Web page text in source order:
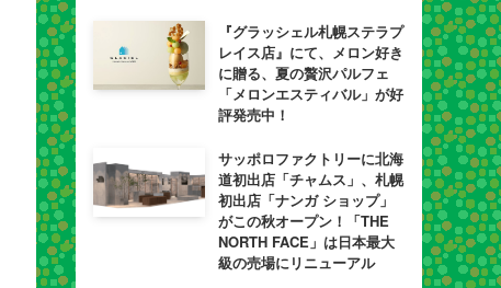
『グラッシェル札幌ステラプ
レイス店』にて、メロン好き
に贈る、夏の贅沢パルフェ
「メロンエスティバル」が好
評発売中！
サッポロファクトリーに北海
道初出店「チャムス」、札幌
初出店「ナンガ ショップ」
がこの秋オープン！「THE
NORTH FACE」は日本最大
級の売場にリニューアル